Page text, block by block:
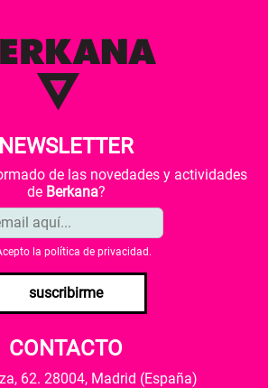
NEWSLETTER
de las novedades y actividades
de Berkana?
la política de privacidad .
suscribirme
CONTACTO
62. 28004, Madrid (España)